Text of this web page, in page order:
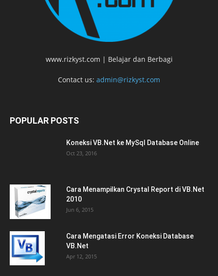
www.rizkyst.com | Belajar dan Berbagi
Contact us: admin@rizkyst.com
POPULAR POSTS
Koneksi VB.Net ke MySql Database Online
Oct 23, 2016
Cara Menampilkan Crystal Report di VB.Net
2010
Jun 6, 2015
Cara Mengatasi Error Koneksi Database
VB.Net
Apr 12, 2015